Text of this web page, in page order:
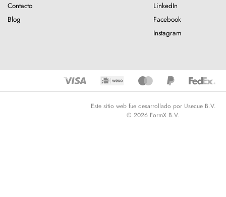
Contacto
Blog
LinkedIn
Facebook
Instagram
Este sitio web fue desarrollado por Usecue B.V.
© 2026 FormX B.V.